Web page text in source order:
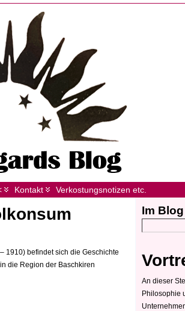
Kontakt Verkostungsnotizen etc.
1910) befindet sich die Geschichte
die Region der Baschkiren
Im
An dieser
Philosophie